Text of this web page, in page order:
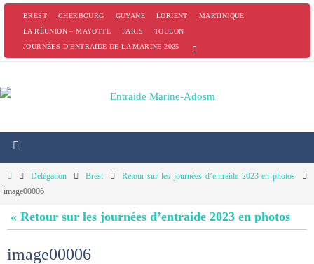
PasserBREST CHERBOURG GUYANE LORIENT
MARTINIQUE
LA RÉUNION – MAYOTTE
PARIS
TOULON
JOURNÉES D’ENTRAIDE DE LA MARINE 2025
HomeDélégation Brest
Retour sur les journées d’entraide 2023 en photos
image00006
« Retour sur les journées d’entraide 2023 en photos
image00006